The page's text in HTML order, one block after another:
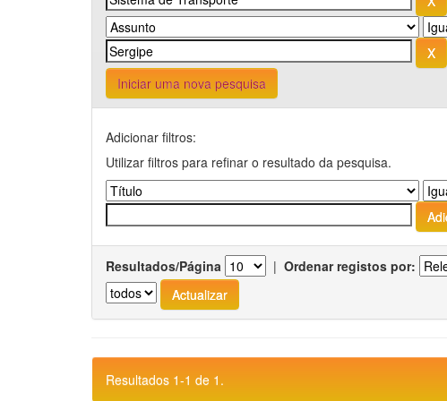
Iniciar uma nova pesquisa
Adicionar filtros:
Utilizar filtros para refinar o resultado da pesquisa.
Resultados/Página | Ordenar registos por:
Resultados 1-1 de 1.